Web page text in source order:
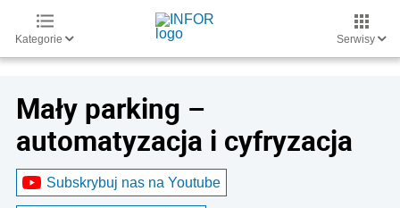
Kategorie Serwisy
Mały parking –
automatyzacja i cyfryzacja
Subskrybuj nas na Youtube